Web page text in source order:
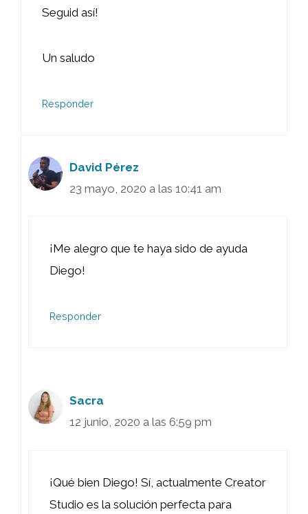
Seguid así!
Un saludo
Responder
David Pérez
23 mayo, 2020 a las 10:41 am
¡Me alegro que te haya sido de ayuda
Diego!
Responder
Sacra
12 junio, 2020 a las 6:59 pm
¡Qué bien Diego! Sí, actualmente Creator
Studio es la solución perfecta para